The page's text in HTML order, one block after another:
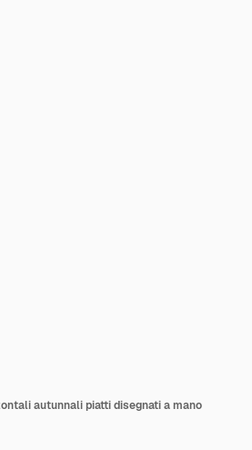
autunnali piatti disegnati a mano